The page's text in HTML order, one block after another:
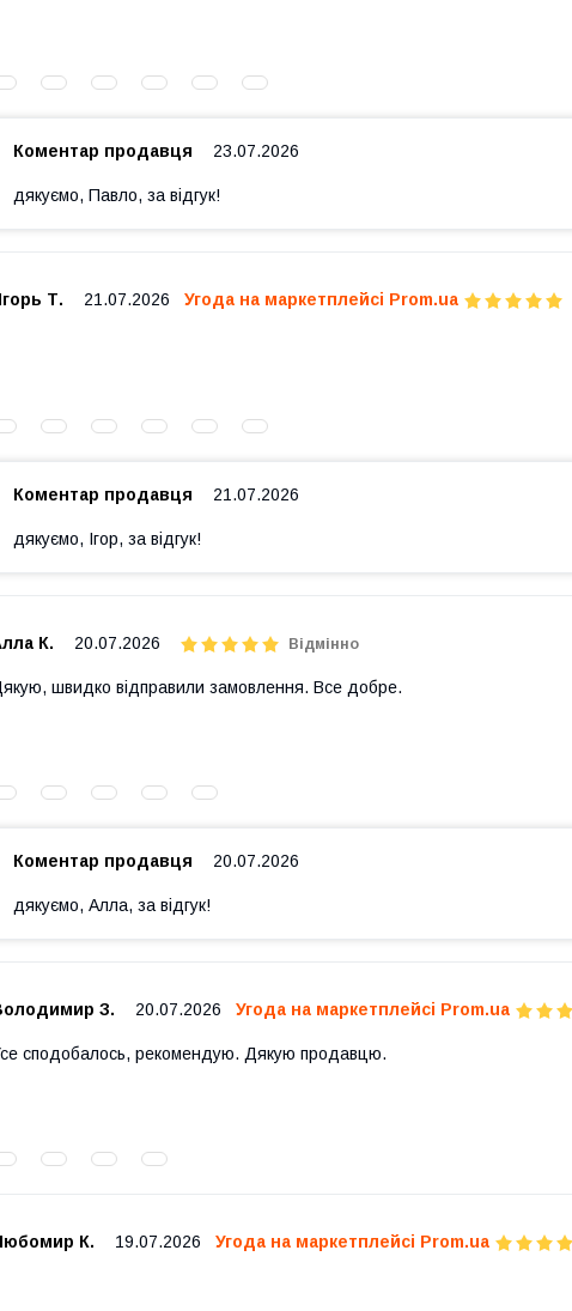
Коментар продавця 23.07.2026
дякуємо, Павло, за відгук!
Т. 21.07.2026 Угода на маркетплейсі Prom.ua
Коментар продавця 21.07.2026
дякуємо, Ігор, за відгук!
К. 20.07.2026 Відмінно
швидко відправили замовлення. Все добре.
Коментар продавця 20.07.2026
дякуємо, Алла, за відгук!
З. 20.07.2026 Угода на маркетплейсі Prom.ua
сподобалось, рекомендую. Дякую продавцю.
К. 19.07.2026 Угода на маркетплейсі Prom.ua